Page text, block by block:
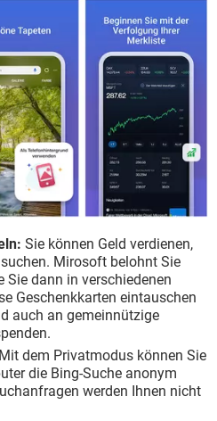
Sie können Geld verdienen,
Mirosoft belohnt Sie
dann in verschiedenen
Geschenkkarten eintauschen
auch an gemeinnützige
Mit dem Privatmodus können Sie
die Bing-Suche anonym
werden Ihnen nicht